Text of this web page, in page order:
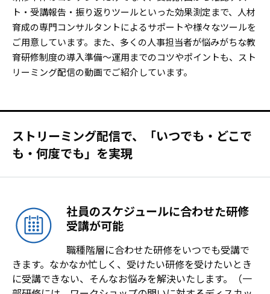
ト・受講報告・振り返りツールといった効果測定まで、人材
育成の専門コンサルタントによるサポートや様々なツールを
ご用意しています。また、多くの人事担当者が悩みがちな教
育研修制度の導入準備～運用までのコツやポイントも、スト
リーミング配信の動画でご紹介しています。
ストリーミング配信で、「いつでも・どこで
も・何度でも」を実現
社員のスケジュールに合わせた研修
受講が可能
職種階層に合わせた研修をいつでも受講で
きます。なかなか忙しく、受けたい研修を受けたいとき
に受講できない、そんなお悩みを解決いたします。（一